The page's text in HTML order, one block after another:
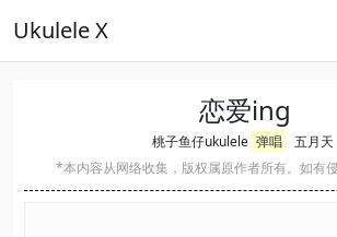
Ukulele X
恋爱ing
桃子鱼仔ukulele 弹唱
五月天
*本内容从网络收集，版权属原作者所有。如有侵